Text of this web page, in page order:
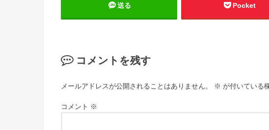
送る Pocket
コメントを残す
メールアドレスが公開されることはありません。 ※ が付いている
コメント ※